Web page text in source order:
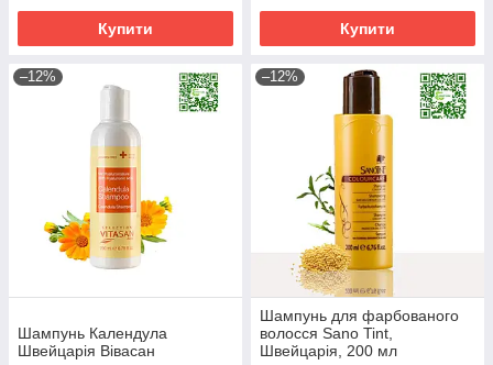
Купити Купити
–12%
Шампунь Календула
Швейцарія Вівасан
–12%
Шампунь для фарбованого
волосся Sano Tint,
Швейцарія, 200 мл